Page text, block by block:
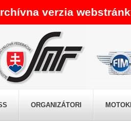
verzia
ORGANIZÁTORI